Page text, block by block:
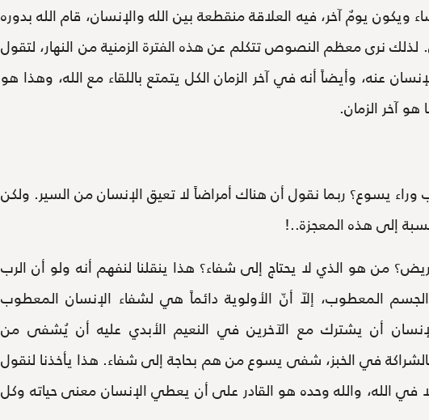
ويكون يومٌ آخر، فيه العلاقة منقطعة بين الله والإنسان، قام الله بدوره
نرى معظم النصوص تتكلم عن هذه الفترة الزمنية من النهار، لتقول
عنه، وأيضاً أنه في آخر الزمان الكل يتمتع باللقاء مع الله، وهذا هو
آخر الزمان.
يسوع؟ ربما نقول أن هناك أمراضاً لا تعيق الإنسان من السير. ولكن
إلى هذه المعجزة..!
من هو الذي لا يحتاج إلى شفاء؟ هذا ينقلنا لنفهم أنه ولو أن الرب
المعطوب، إلاّ أنّ الأولوية دائماً هي لشفاء الإنسان المعطوب
أن يشترك مع الآخرين في النعيم الأبدي عليه أن يُشفى من
في الخبز، شفى يسوع من هم بحاجة إلى شفاء. هذا يأخذنا لنقول
إلا في الله، والله وحده هو القادر على أن يعطي الإنسان معنى حياته وكل